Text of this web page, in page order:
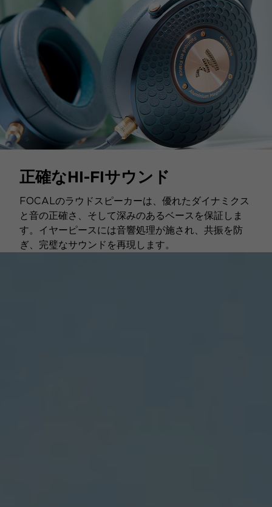
正確なHI-FIサウンド
FOCALのラウドスピーカーは、優れたダイナミクス
と音の正確さ、そして深みのあるベースを保証しま
す。イヤーピースには音響処理が施され、共振を防
ぎ、完璧なサウンドを再現します。